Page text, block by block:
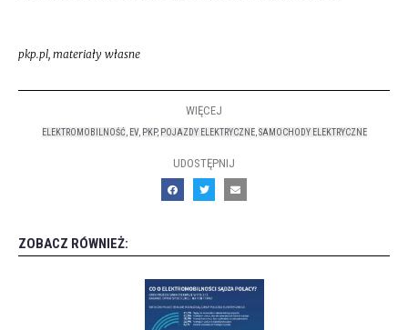
pkp.pl, materiały własne
WIĘCEJ
ELEKTROMOBILNOŚĆ, EV, PKP, POJAZDY ELEKTRYCZNE,SAMOCHODY ELEKTRYCZNE
UDOSTĘPNIJ
ZOBACZ RÓWNIEŻ: